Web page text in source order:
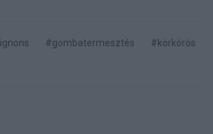
#gombatermesztés
#körkörös